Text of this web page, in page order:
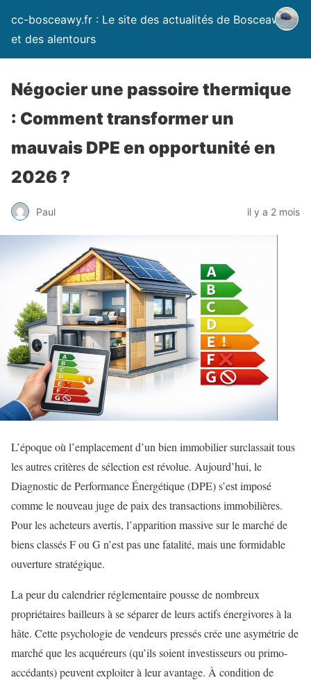
cc-bosceawy.fr : Le site des actualités de Bosceawy
et des alentours
Négocier une passoire thermique
: Comment transformer un
mauvais DPE en opportunité en
2026 ?
Paul il y a 2 mois
L’époque où l’emplacement d’un bien immobilier surclassait tous
les autres critères de sélection est révolue. Aujourd’hui, le
Diagnostic de Performance Énergétique (DPE) s’est imposé
comme le nouveau juge de paix des transactions immobilières.
Pour les acheteurs avertis, l’apparition massive sur le marché de
biens classés F ou G n’est pas une fatalité, mais une formidable
ouverture stratégique.
La peur du calendrier réglementaire pousse de nombreux
propriétaires bailleurs à se séparer de leurs actifs énergivores à la
hâte. Cette psychologie de vendeurs pressés crée une asymétrie de
marché que les acquéreurs (qu’ils soient investisseurs ou primo-
accédants) peuvent exploiter à leur avantage. À condition de